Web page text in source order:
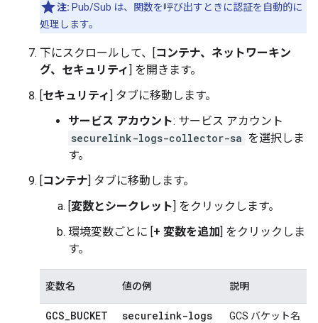
注: Pub/Sub は、関数を呼び出すときに認証を自動的に
処理します。
下にスクロールして、[コンテナ、ネットワーキン
グ、セキュリティ] を開きます。
[セキュリティ] タブに移動します。
サービス アカウント: サービス アカウント
securelink-logs-collector-sa を選択しま
す。
[コンテナ] タブに移動します。
[変数とシークレット] をクリックします。
環境変数ごとに [+ 変数を追加] をクリックしま
す。
変数名 値の例 説明
GCS_BUCKET securelink-logs GCS バケット名